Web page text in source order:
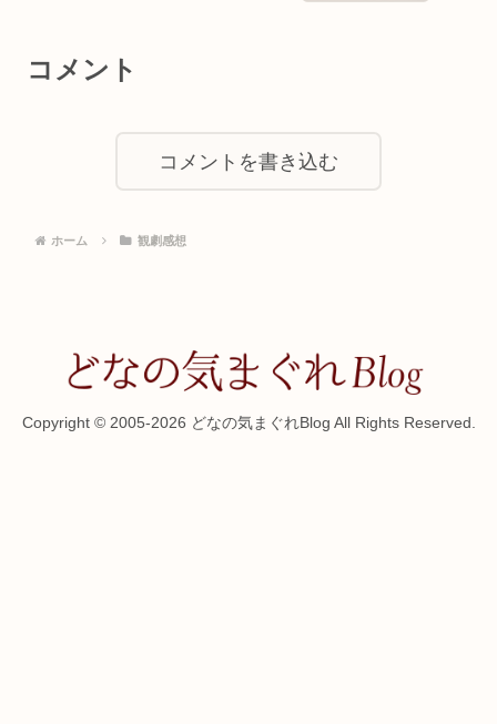
コメント
コメントを書き込む
ホーム 観劇感想
Copyright © 2005-2026 どなの気まぐれBlog All Rights Reserved.